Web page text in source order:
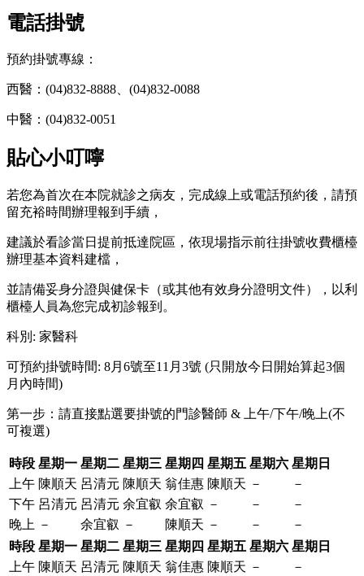
電話掛號
預約掛號專線：
西醫：(04)832-8888、(04)832-0088
中醫：(04)832-0051
貼心小叮嚀
若您為首次在本院就診之病友，完成線上或電話預約後，請預
留充裕時間辦理報到手續，
建議於看診當日提前抵達院區，依現場指示前往掛號收費櫃檯
辦理基本資料建檔，
並請備妥身分證與健保卡（或其他有效身分證明文件），以利
櫃檯人員為您完成初診報到。
科別 : 家醫科
可預約掛號時間: 8月6號至11月3號 (只開放今日開始算起3個
月內時間)
第一步：請直接點選要掛號的門診醫師 & 上午/下午/晚上(不
可複選)
時段 星期一 星期二 星期三 星期四 星期五 星期六 星期日
上午 陳順天 呂清元 陳順天 翁佳惠 陳順天 －
－
下午 呂清元 呂清元 余宜叡 余宜叡 － －
－
晚上 － 余宜叡 － 陳順天 － －
－
時段 星期一 星期二 星期三 星期四 星期五 星期六 星期日
上午 陳順天 呂清元 陳順天 翁佳惠 陳順天 －
－